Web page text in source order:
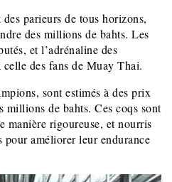
parieurs de tous horizons,
des millions de bahts. Les
et l’adrénaline des
celle des fans de Muay Thai.
sont estimés à des prix
millions de bahts. Ces coqs sont
manière rigoureuse, et nourris
pour améliorer leur endurance